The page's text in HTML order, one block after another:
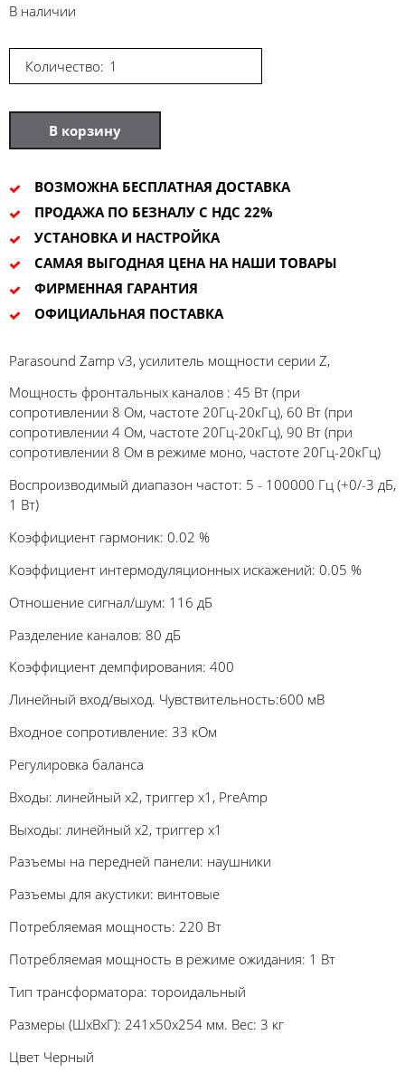
В наличии
Количество:
В корзину
ВОЗМОЖНА БЕСПЛАТНАЯ ДОСТАВКА
ПРОДАЖА ПО БЕЗНАЛУ С НДС 22%
УСТАНОВКА И НАСТРОЙКА
САМАЯ ВЫГОДНАЯ ЦЕНА НА НАШИ ТОВАРЫ
ФИРМЕННАЯ ГАРАНТИЯ
ОФИЦИАЛЬНАЯ ПОСТАВКА
Parasound Zamp v3, усилитель мощности серии Z,
Мощность фронтальных каналов : 45 Вт (при
сопротивлении 8 Ом, частоте 20Гц-20кГц), 60 Вт (при
сопротивлении 4 Ом, частоте 20Гц-20кГц), 90 Вт (при
сопротивлении 8 Ом в режиме моно, частоте 20Гц-20кГц)
Воспроизводимый диапазон частот: 5 - 100000 Гц (+0/-3 дБ,
1 Вт)
Коэффициент гармоник: 0.02 %
Коэффициент интермодуляционных искажений: 0.05 %
Отношение сигнал/шум: 116 дБ
Разделение каналов: 80 дБ
Коэффициент демпфирования: 400
Линейный вход/выход. Чувствительность:600 мВ
Входное сопротивление: 33 кОм
Регулировка баланса
Входы: линейный x2, триггер x1, PreAmp
Выходы: линейный x2, триггер x1
Разъемы на передней панели: наушники
Разъемы для акустики: винтовые
Потребляемая мощность: 220 Вт
Потребляемая мощность в режиме ожидания: 1 Вт
Тип трансформатора: тороидальный
Размеры (ШхВхГ): 241x50x254 мм. Вес: 3 кг
Цвет Черный